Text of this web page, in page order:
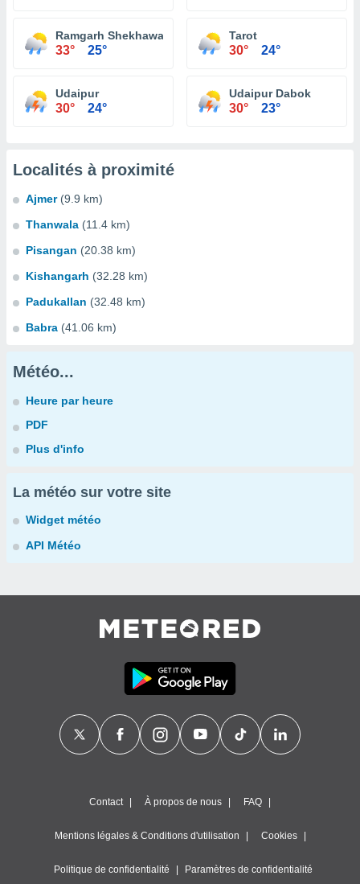
Ramgarh Shekhawati
33° 25°
Tarot
30° 24°
Udaipur
30° 24°
Udaipur Dabok
30° 23°
Localités à proximité
Ajmer (9.9 km)
Thanwala (11.4 km)
Pisangan (20.38 km)
Kishangarh (32.28 km)
Padukallan (32.48 km)
Babra (41.06 km)
Météo...
Heure par heure
PDF
Plus d'info
La météo sur votre site
Widget météo
API Météo
Contact À propos de nous FAQ
Mentions légales & Conditions d'utilisation Cookies
Politique de confidentialité Paramètres de confidentialité